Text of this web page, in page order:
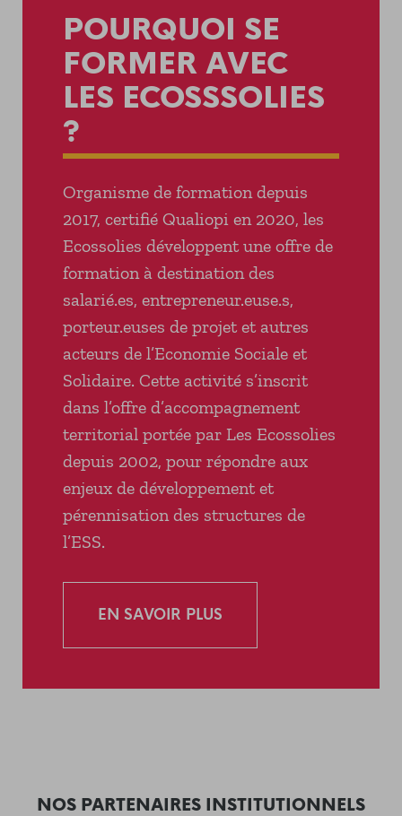
POURQUOI SE
FORMER AVEC
LES ECOSSSOLIES
?
Organisme de formation depuis
2017, certifié Qualiopi en 2020, les
Ecossolies développent une offre de
formation à destination des
salarié.es, entrepreneur.euse.s,
porteur.euses de projet et autres
acteurs de l’Economie Sociale et
Solidaire. Cette activité s’inscrit
dans l’offre d’accompagnement
territorial portée par Les Ecossolies
depuis 2002, pour répondre aux
enjeux de développement et
pérennisation des structures de
l’ESS.
EN SAVOIR PLUS
NOS PARTENAIRES INSTITUTIONNELS